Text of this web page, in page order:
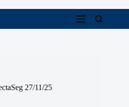
ferramentas
27/11/25